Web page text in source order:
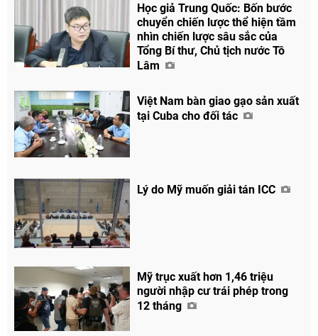
Học giả Trung Quốc: Bốn bước
chuyển chiến lược thể hiện tầm
nhìn chiến lược sâu sắc của
Tổng Bí thư, Chủ tịch nước Tô
Lâm
Việt Nam bàn giao gạo sản xuất
tại Cuba cho đối tác
Lý do Mỹ muốn giải tán ICC
Mỹ trục xuất hơn 1,46 triệu
người nhập cư trái phép trong
12 tháng